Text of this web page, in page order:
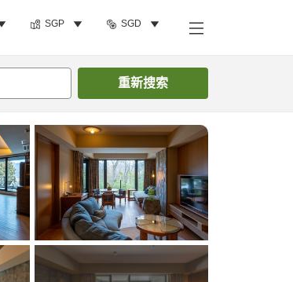
SGP SGD
重新搜索
搜索客房